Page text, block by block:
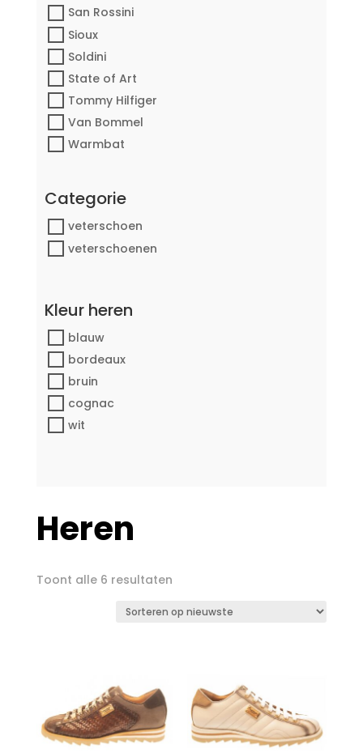
San Rossini
Sioux
Soldini
State of Art
Tommy Hilfiger
Van Bommel
Warmbat
Categorie
veterschoen
veterschoenen
Kleur heren
blauw
bordeaux
bruin
cognac
wit
Heren
Toont alle 6 resultatenGesorteerd
nieuwste